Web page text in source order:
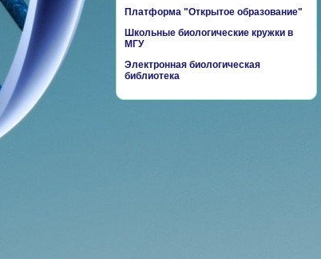
Платформа "Открытое образование"
Школьные биологические кружки в
МГУ
Электронная биологическая
библиотека